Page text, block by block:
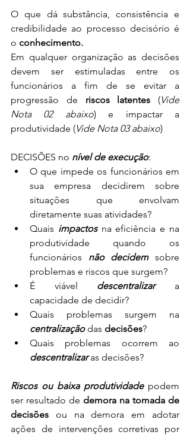
O que dá substância, consistência e
credibilidade ao processo decisório é
o conhecimento.
Em qualquer organização as decisões
devem ser estimuladas entre os
funcionários a fim de se evitar a
progressão de riscos latentes (Vide
Nota 02 abaixo) e impactar a
produtividade (Vide Nota 03 abaixo)
DECISÕES no nível de execução:
O que impede os funcionários em
sua empresa decidirem sobre
situações que envolvam
diretamente suas atividades?
Quais impactos na eficiência e na
produtividade quando os
funcionários não decidem sobre
problemas e riscos que surgem?
É viável descentralizar a
capacidade de decidir?
centralização das decisões?
descentralizar as decisões?
Riscos ou baixa produtividade podem
ser resultado de demora na tomada de
decisões ou na demora em adotar
ações de intervenções corretivas por